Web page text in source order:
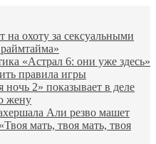
на охоту за сексуальными
«Астрал 6: они уже здесь»
правила игры
2» показывает в деле
жену
Али резво машет
мать, твоя мать, твоя